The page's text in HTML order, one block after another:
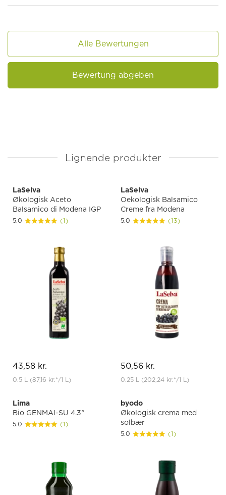
Alle Bewertungen
Bewertung abgeben
Lignende produkter
LaSelva
Økologisk Aceto
Balsamico di Modena IGP
5.0 (1)
43,58 kr.
0.5 L (87,16 kr.*/1 L)
LaSelva
Oekologisk Balsamico
Creme fra Modena
5.0 (13)
50,56 kr.
0.25 L (202,24 kr.*/1 L)
Lima
Bio GENMAI-SU 4.3°
5.0 (1)
byodo
Økologisk crema med
solbær
5.0 (1)